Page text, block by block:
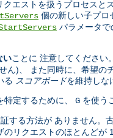
エストを扱うプロセスと
個の新しい子プロ
パラメータ
いことに 注意してください
)、 また同時に、希望の
る スコアボードを維持しな
定するために、 G を使う
する方法が ありません。
リクエストのほとんどが